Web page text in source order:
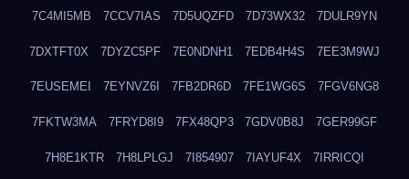
7C4MI5MB 7CCV7IAS 7D5UQZFD 7D73WX32 7DULR9YN
7DXTFT0X 7DYZC5PF 7E0NDNH1 7EDB4H4S 7EE3M9WJ
7EUSEMEI 7EYNVZ6I 7FB2DR6D 7FE1WG6S 7FGV6NG8
7FKTW3MA 7FRYD8I9 7FX48QP3 7GDV0B8J 7GER99GF
7H8E1KTR 7H8LPLGJ 7I854907 7IAYUF4X 7IRRICQI